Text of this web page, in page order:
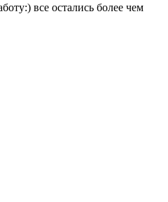
все остались более чем